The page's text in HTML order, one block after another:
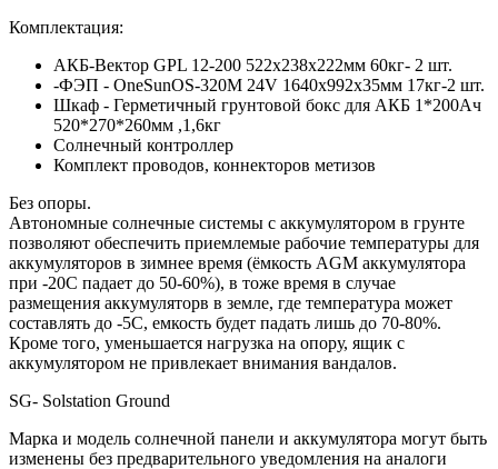
Комплектация:
АКБ-Вектор GPL 12-200 522x238x222мм 60кг- 2 шт.
-ФЭП - OneSunOS-320M 24V 1640х992х35мм 17кг-2 шт.
Шкаф - Герметичный грунтовой бокс для АКБ 1*200Ач
520*270*260мм ,1,6кг
Солнечный контроллер
Комплект проводов, коннекторов метизов
Без опоры.
Автономные солнечные системы с аккумулятором в грунте
позволяют обеспечить приемлемые рабочие температуры для
аккумуляторов в зимнее время (ёмкость AGM аккумулятора
при -20С падает до 50-60%), в тоже время в случае
размещения аккумуляторв в земле, где температура может
составлять до -5С, емкость будет падать лишь до 70-80%.
Кроме того, уменьшается нагрузка на опору, ящик с
аккумулятором не привлекает внимания вандалов.
SG- Solstation Ground
Марка и модель солнечной панели и аккумулятора могут быть
изменены без предварительного уведомления на аналоги